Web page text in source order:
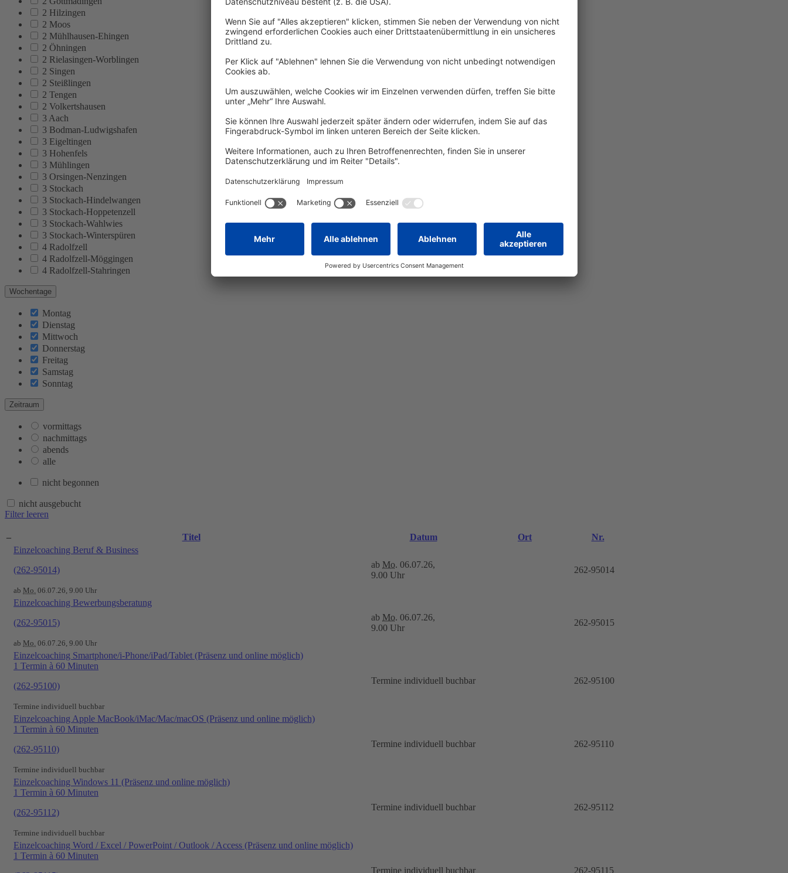
2 Hilzingen
2 Moos
2 Mühlhausen-Ehingen
2 Öhningen
2 Rielasingen-Worblingen
2 Singen
2 Steißlingen
2 Tengen
2 Volkertshausen
3 Aach
3 Bodman-Ludwigshafen
3 Eigeltingen
3 Hohenfels
3 Mühlingen
3 Orsingen-Nenzingen
3 Stockach
3 Stockach-Hindelwangen
3 Stockach-Hoppetenzell
3 Stockach-Wahlwies
3 Stockach-Winterspüren
4 Radolfzell
4 Radolfzell-Möggingen
4 Radolfzell-Stahringen
Wochentage
Montag
Dienstag
Mittwoch
Donnerstag
Freitag
Samstag
Sonntag
Zeitraum
vormittags
nachmittags
abends
alle
nicht begonnen
nicht ausgebucht
Filter leeren
– Titel Datum Ort
Nr.
Einzelcoaching Beruf & Business
(262-95014)
ab Mo. 06.07.26, 9.00 Uhr
ab Mo. 06.07.26,
9.00 Uhr
262-95014
Einzelcoaching Bewerbungsberatung
(262-95015)
ab Mo. 06.07.26, 9.00 Uhr
ab Mo. 06.07.26,
9.00 Uhr
262-95015
Einzelcoaching Smartphone/i-Phone/iPad/Tablet (Präsenz und online möglich)
1 Termin à 60 Minuten
(262-95100)
Termine individuell buchbar
Termine individuell buchbar 262-95100
Einzelcoaching Apple MacBook/iMac/Mac/macOS (Präsenz und online möglich)
1 Termin à 60 Minuten
(262-95110)
Termine individuell buchbar
Termine individuell buchbar 262-95110
Einzelcoaching Windows 11 (Präsenz und online möglich)
1 Termin à 60 Minuten
(262-95112)
Termine individuell buchbar
Termine individuell buchbar 262-95112
Einzelcoaching Word / Excel / PowerPoint / Outlook / Access (Präsenz und online möglich)
1 Termin à 60 Minuten
Termine individuell buchbar 262-95115